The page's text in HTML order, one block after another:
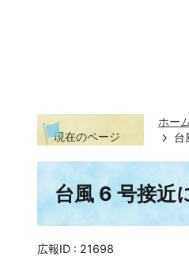
現在のページ
ホーム
台
台風 6 号接近
広報ID : 21698